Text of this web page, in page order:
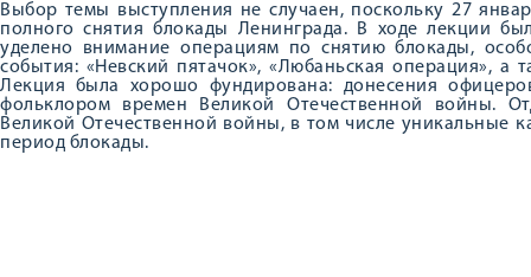
Выбор темы выступления не случаен, поскольку 27
полного снятия блокады Ленинграда. В ходе лекции
уделено внимание операциям по снятию блокады,
события: «Невский пятачок», «Любаньская операция», а
Лекция была хорошо фундирована: донесения
фольклором времен Великой Отечественной войны.
Великой Отечественной войны, в том числе уникальные
период блокады.